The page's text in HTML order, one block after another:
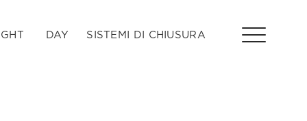
DAY SISTEMI DI CHIUSURA